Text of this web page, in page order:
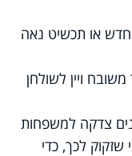
או תכשיט נאה
ויין לשולחן
צדקה למשפחות
שזקוק לכך, כדי